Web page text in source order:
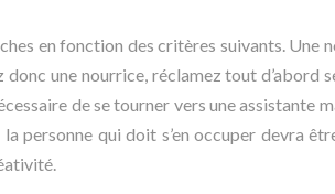
en fonction des critères suivants. Une
une nourrice, réclamez tout d’abord
de se tourner vers une assistante
personne qui doit s’en occuper devra